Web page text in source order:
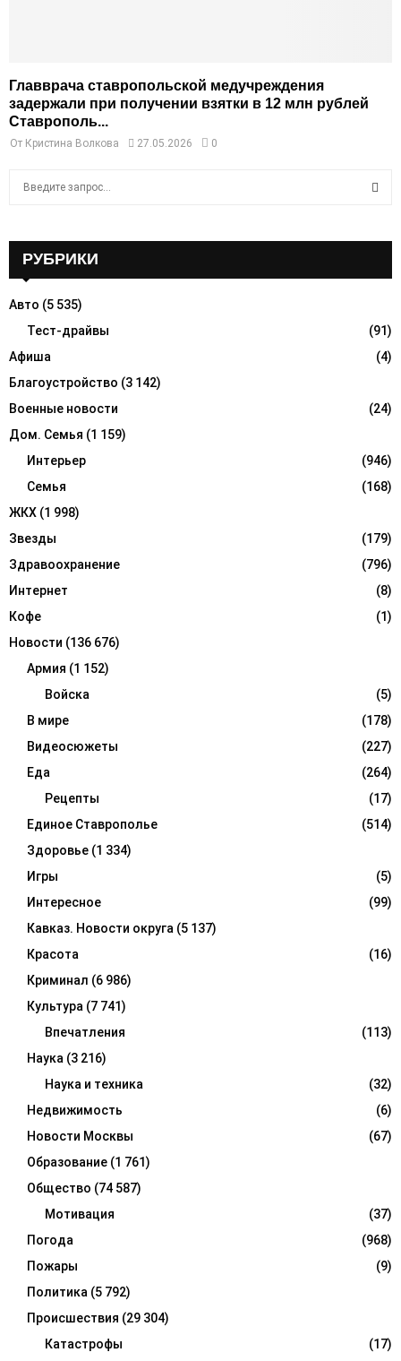
Главврача ставропольской медучреждения
задержали при получении взятки в 12 млн рублей
Ставрополь...
От Кристина Волкова 27.05.2026 0
o
R
C
H
РУБРИКИ
Авто (5 535)
Тест-драйвы
(91)
Афиша
(4)
Благоустройство (3 142)
Военные новости
(24)
Дом. Семья (1 159)
Интерьер
(946)
Семья
(168)
ЖКХ (1 998)
Звезды
(179)
Здравоохранение
(796)
Интернет
(8)
Кофе
(1)
Новости (136 676)
Армия (1 152)
Войска
(5)
В мире
(178)
Видеосюжеты
(227)
Еда
(264)
Рецепты
(17)
Единое Ставрополье
(514)
Здоровье (1 334)
Игры
(5)
Интересное
(99)
Кавказ. Новости округа (5 137)
Красота
(16)
Криминал (6 986)
Культура (7 741)
Впечатления
(113)
Наука (3 216)
Наука и техника
(32)
Недвижимость
(6)
Новости Москвы
(67)
Образование (1 761)
Общество (74 587)
Мотивация
(37)
Погода
(968)
Пожары
(9)
Политика (5 792)
Происшествия (29 304)
Катастрофы
(17)